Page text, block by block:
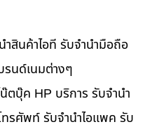
สินค้าไอที รับจำนำมือถือ
รนด์เนมต่างๆ
ตบุ๊ค HP บริการ รับจำนำ
รศัพท์ รับจำนำไอแพค รับ